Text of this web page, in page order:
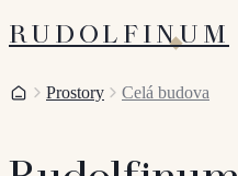
RUDOLFINUM
DomůProstory Celá budova